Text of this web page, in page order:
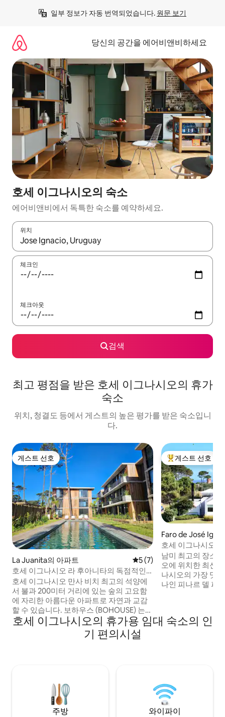
일부 정보가 자동 번역되었습니다. 원문 보기
당신의 공간을 에어비앤비하세요
호세 이그나시오의 숙소
에어비앤비에서 독특한 숙소를 예약하세요.
위치
결과가 나오면 위·아래 화살표 키를 사용하거나 터치 또는 스와이
체크인
체크아웃
검색
최고 평점을 받은 호세 이그나시오의 휴가
숙소
위치, 청결도 등에서 게스트의 높은 평가를 받은 숙소입니
다.
게스트 선호
게스트 선호
La Juanita의 아파트 평점 5점(5점 만점), 후기 7
5 (7)
호세 이그나시오 라 후아니타의 독점적인
아파트
호세 이그나시오 만사 비치 최고의 석양에
서 불과 200미터 거리에 있는 숲의 고요함
에 자리한 아름다운 아파트로 자연과 교감
할 수 있습니다. 보하우스 (BOHOUSE) 는
파라도르 라 수사나 바이아 비크 (Parador
La Susana Bahia VIK) 에서 몇 블록 떨어진
특권 위치에 있는 신축 건물입니다. 시설이
크와 정원 수영장을 이용해주셨어요.
상위 게스트 선호
게스트 선호
Faro de José
호세 이그나시오
파로 - 가정부!
남미 최고의 장소
오에 위치한 최신식 숙
나시오의 가장 멋
나인 피나르 델 파
온수 전용 수영장,
호세 이그나시오의 휴가용 임대 숙소의 인
기 편의시설
주방 와이파이